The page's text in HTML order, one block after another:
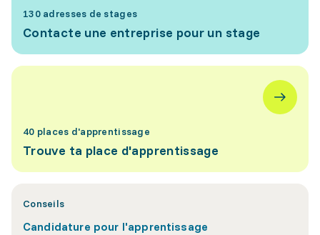
130 adresses de stages
Contacte une entreprise pour un stage
40 places d'apprentissage
Trouve ta place d'apprentissage
Conseils
Candidature pour l'apprentissage